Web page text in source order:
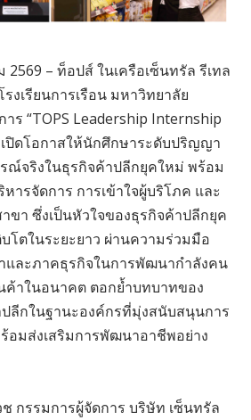
2569 – ท็อปส์ ในเครือเซ็นทรัล รีเทล
งเรียนการเรือน มหาวิทยาลัย
ร “TOPS Leadership Internship
ปิดโอกาสให้นักศึกษาระดับปริญญา
ณ์จริงในธุรกิจค้าปลีกยุคใหม่ พร้อม
ารจัดการ การเข้าใจผู้บริโภค และ
ขา ซึ่งเป็นหัวใจของธุรกิจค้าปลีกยุค
โตในระยะยาว ผ่านความร่วมมือ
และภาคธุรกิจในการพัฒนากำลังคน
ค้าในอนาคต ตอกย้ำบทบาทของ
ลีกในฐานะองค์กรที่มุ่งสนับสนุนการ
มส่งเสริมการพัฒนาอาชีพอย่าง
ช กรรมการผู้จัดการ บริษัท เซ็นทรัล